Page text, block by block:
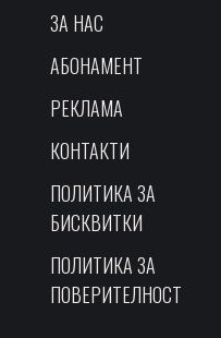
ЗА НАС
АБОНАМЕНТ
РЕКЛАМА
КОНТАКТИ
ПОЛИТИКА ЗА
БИСКВИТКИ
ПОЛИТИКА ЗА
ПОВЕРИТЕЛНОСТ